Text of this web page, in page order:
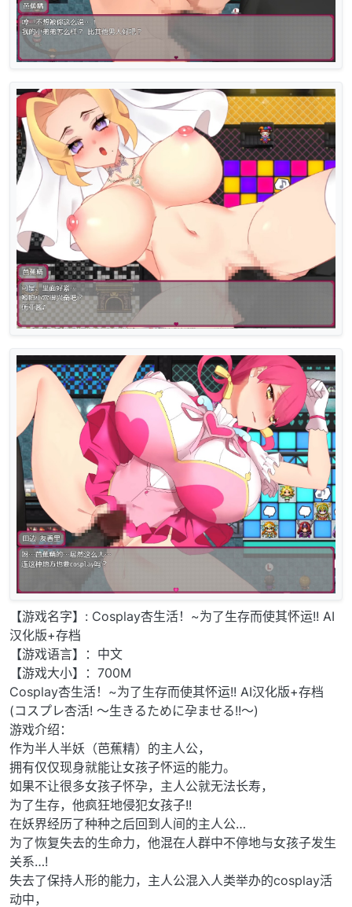
【游戏名字】: Cosplay杏生活！~为了生存而使其怀运!! AI
汉化版+存档
【游戏语言】：中文
【游戏大小】：700M
Cosplay杏生活！~为了生存而使其怀运!! AI汉化版+存档
(コスプレ杏活! ～生きるために孕ませる!!～)
游戏介绍：
作为半人半妖（芭蕉精）的主人公，
拥有仅仅现身就能让女孩子怀运的能力。
如果不让很多女孩子怀孕，主人公就无法长寿，
为了生存，他疯狂地侵犯女孩子!!
在妖界经历了种种之后回到人间的主人公…
为了恢复失去的生命力，他混在人群中不停地与女孩子发生
关系…!
失去了保持人形的能力，主人公混入人类举办的cosplay活
动中，